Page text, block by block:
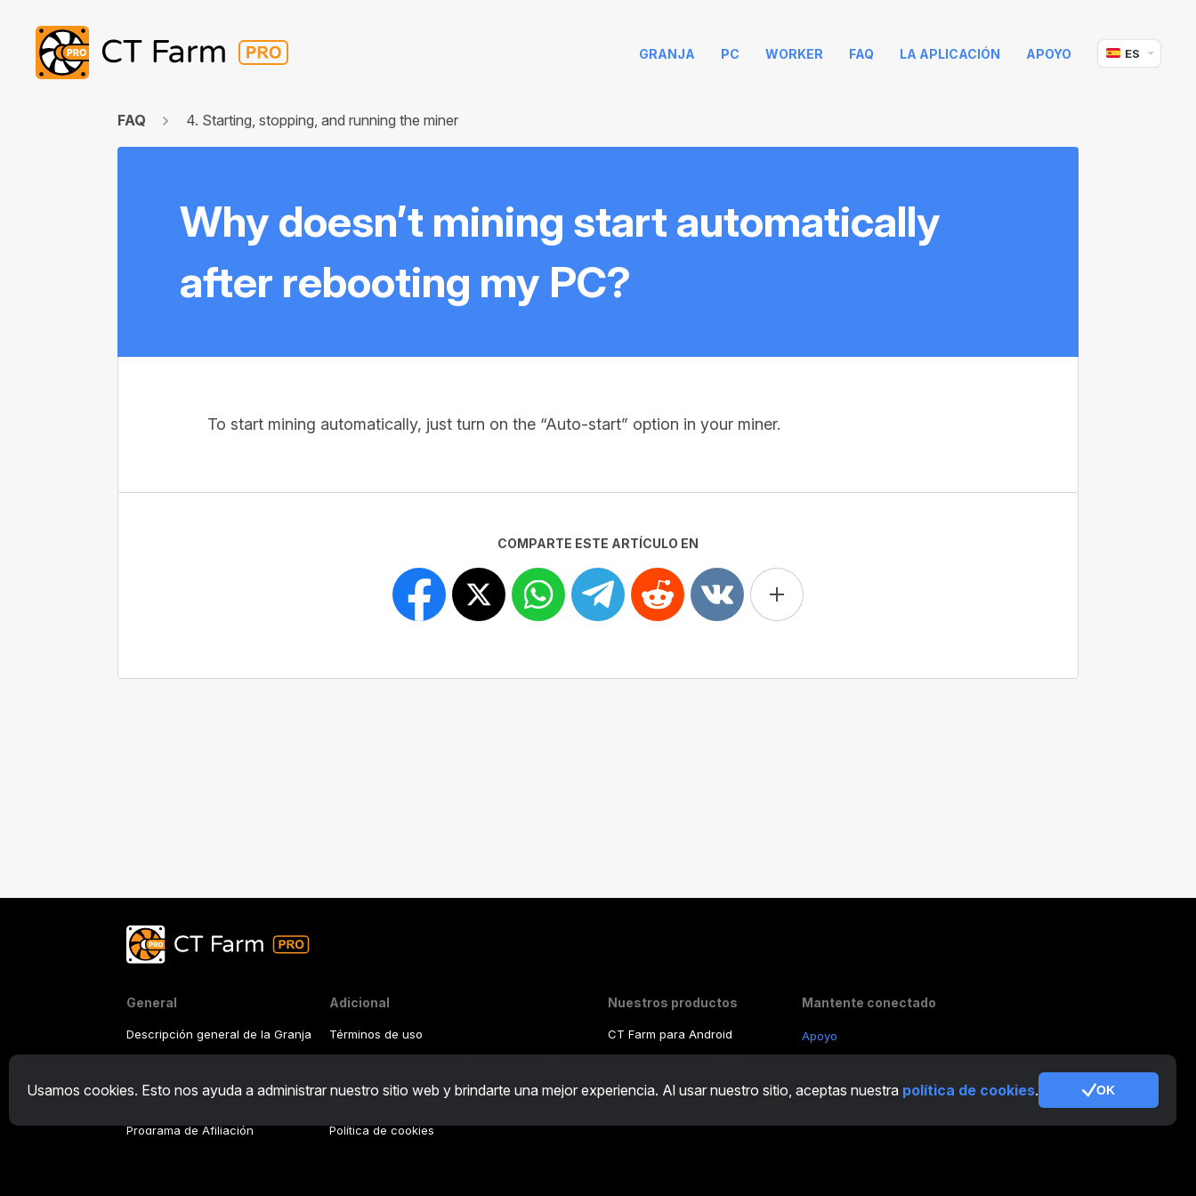
GRANJA PC WORKER FAQ LA APLICACIÓN APOYO ES
FAQ 4. Starting, stopping, and running the miner
Why doesn’t mining start automatically
after rebooting my PC?
To start mining automatically, just turn on the “Auto-start” option in your miner.
COMPARTE ESTE ARTÍCULO EN
Usamos cookies. Esto nos ayuda a administrar nuestro sitio web y brindarte una mejor experiencia. Al usar nuestro sitio, aceptas nuestra política de cookies. OK
General
Descripción general de la Granja
CryptoTab
Programa de Afiliación
Adicional
Términos de uso
Política de privacidad
Política de cookies
Nuestros productos
CT Farm para Android
Versión web de CT Farm
Mantente conectado
Apoyo